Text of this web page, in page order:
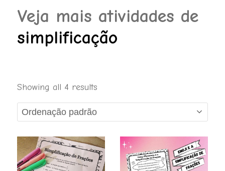
Veja mais atividades de
simplificação
Showing all 4 results
ADD